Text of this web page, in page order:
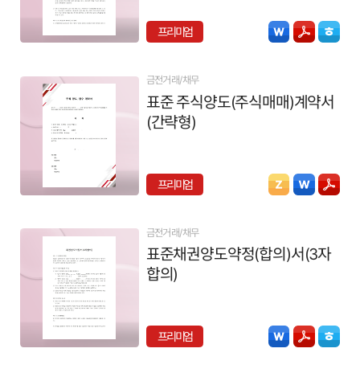
프리미엄
금전거래/채무
표준 주식양도(주식매매)계약서
(간략형)
프리미엄
금전거래/채무
표준채권양도약정(합의)서(3자
합의)
프리미엄